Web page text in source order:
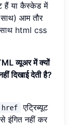
हैं या कैस्केड में
साथ) आम तौर
html css
व्यूअर में क्यों
दिखाई देती है?
href
एट्रिब्यूट
इंगित नहीं कर